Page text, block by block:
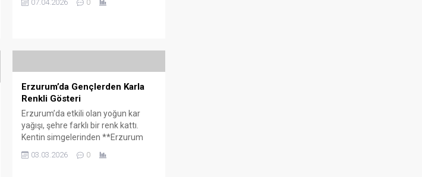
şükranlarımızı sunarız. Başta Valilik
konunun önemine dikkat çekmiş ve
desteğini...
07.04.2026 0
Erzurum’da Gençlerden Karla
Renkli Gösteri
Erzurum’da etkili olan yoğun kar
yağışı, şehre farklı bir renk kattı.
Kentin simgelerinden **Erzurum
gençler, kendi imkanlarıyla
03.03.2026 0